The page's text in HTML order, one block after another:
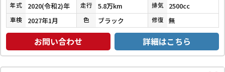
年式 2020(令和2)年 走行 5.8万km 排気 2500cc
車検 2027年1月 色 ブラック 修復 無
お問い合わせ 詳細はこちら